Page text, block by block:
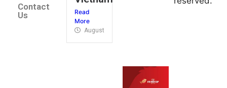
Contact
Us
Read
More
August 4, 2026